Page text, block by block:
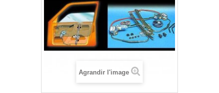
Agrandir l'image